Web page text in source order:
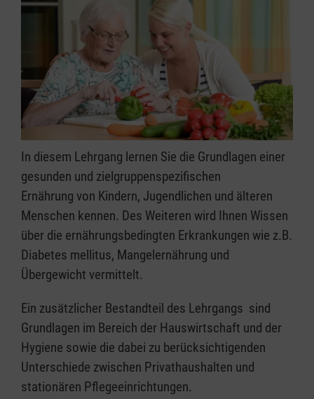
In diesem Lehrgang lernen Sie die Grundlagen einer
gesunden und zielgruppenspezifischen
Ernährung von Kindern, Jugendlichen und älteren
Menschen kennen. Des Weiteren wird Ihnen Wissen
über die ernährungsbedingten Erkrankungen wie z.B.
Diabetes mellitus, Mangelernährung und
Übergewicht vermittelt.
Ein zusätzlicher Bestandteil des Lehrgangs sind
Grundlagen im Bereich der Hauswirtschaft und der
Hygiene sowie die dabei zu berücksichtigenden
Unterschiede zwischen Privathaushalten und
stationären Pflegeeinrichtungen.